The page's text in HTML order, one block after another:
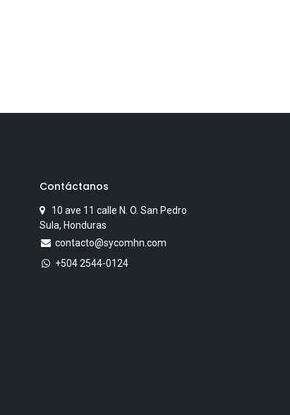
Contáctanos
10 ave 11 calle N. O. San Pedro
Sula, Honduras
contacto@sycomhn.com
+504 2544-0124